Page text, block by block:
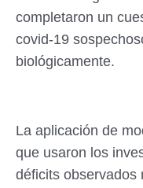
completaron un
covid-19
biológicamente.
La aplicación de
que usaron los
déficits observados